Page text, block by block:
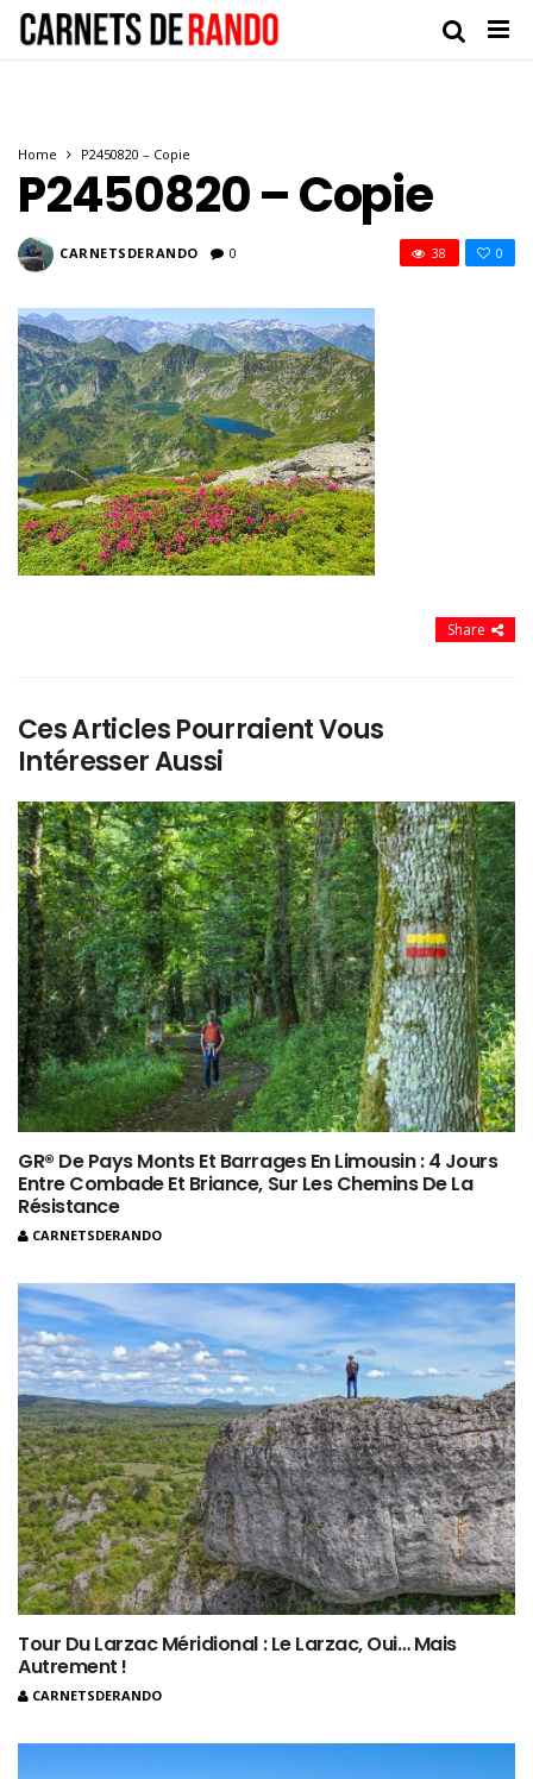
Home P2450820 – Copie
P2450820 – Copie
CARNETSDERANDO 0 0
38
Share
Ces Articles Pourraient Vous
Intéresser Aussi
GR® De Pays Monts Et Barrages En Limousin : 4 Jours
Entre Combade Et Briance, Sur Les Chemins De La
Résistance
CARNETSDERANDO
Tour Du Larzac Méridional : Le Larzac, Oui… Mais
Autrement !
CARNETSDERANDO